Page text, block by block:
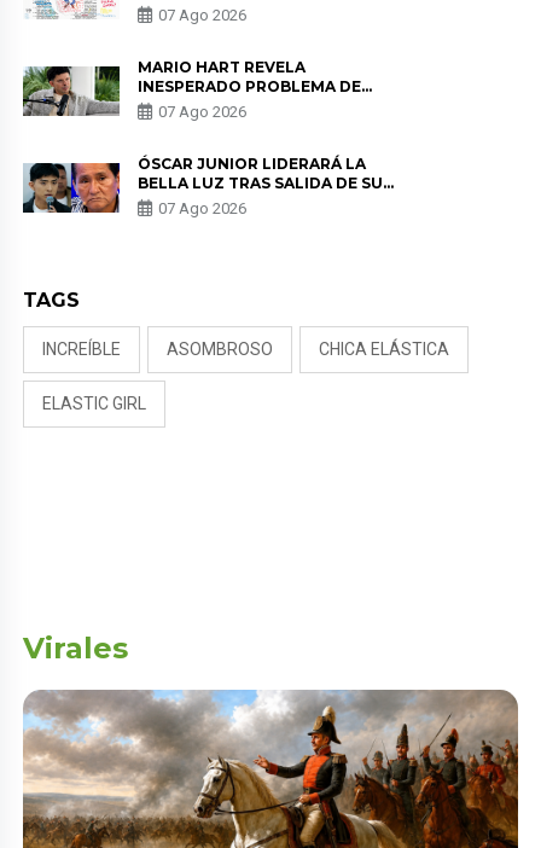
07 Ago 2026
MARIO HART REVELA
INESPERADO PROBLEMA DE
SALUD ANTES DE SEPARARSE DE
KORINA: “ME ENCONTRARON UN
07 Ago 2026
ÓSCAR JUNIOR LIDERARÁ LA
BELLA LUZ TRAS SALIDA DE SU
PADRE POR POLÉMICA CON
NALDY SALDAÑA
07 Ago 2026
TAGS
INCREÍBLE ASOMBROSO CHICA ELÁSTICA
ELASTIC GIRL
Virales